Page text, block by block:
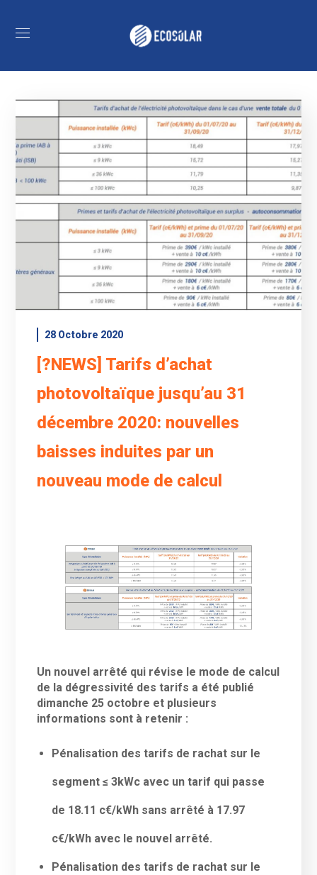
28 Octobre 2020
[?NEWS] Tarifs d’achat
photovoltaïque jusqu’au 31
décembre 2020: nouvelles
baisses induites par un
nouveau mode de calcul
Un nouvel arrêté qui révise le mode de calcul
de la dégressivité des tarifs a été publié
dimanche 25 octobre et plusieurs
informations sont à retenir :
Pénalisation des tarifs de rachat sur le
segment ≤ 3kWc avec un tarif qui passe
de 18.11 c€/kWh sans arrêté à 17.97
c€/kWh avec le nouvel arrêté.
Pénalisation des tarifs de rachat sur le